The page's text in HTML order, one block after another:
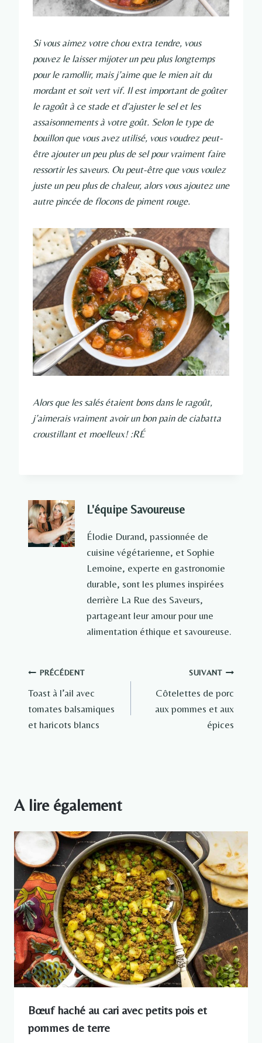
Si vous aimez votre chou extra tendre, vous
pouvez le laisser mijoter un peu plus longtemps
pour le ramollir, mais j’aime que le mien ait du
mordant et soit vert vif. Il est important de goûter
le ragoût à ce stade et d’ajuster le sel et les
assaisonnements à votre goût. Selon le type de
bouillon que vous avez utilisé, vous voudrez peut-
être ajouter un peu plus de sel pour vraiment faire
ressortir les saveurs. Ou peut-être que vous voulez
juste un peu plus de chaleur, alors vous ajoutez une
autre pincée de flocons de piment rouge.
Alors que les salés étaient bons dans le ragoût,
j’aimerais vraiment avoir un bon pain de ciabatta
croustillant et moelleux! :RÉ
L'équipe Savoureuse
Élodie Durand, passionnée de
cuisine végétarienne, et Sophie
Lemoine, experte en gastronomie
durable, sont les plumes inspirées
derrière La Rue des Saveurs,
partageant leur amour pour une
alimentation éthique et savoureuse.
Navigation
de
l’article
PRÉCÉDENT
Toast à l’ail avec
tomates balsamiques
et haricots blancs
SUIVANT
Côtelettes de porc
aux pommes et aux
épices
A lire également
Bœuf haché au cari avec petits pois et
pommes de terre